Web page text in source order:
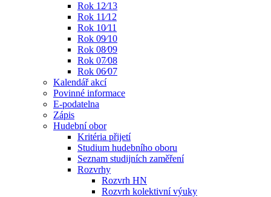
Rok 12⁄13
Rok 11⁄12
Rok 10⁄11
Rok 09⁄10
Rok 08⁄09
Rok 07⁄08
Rok 06⁄07
Kalendář akcí
Povinné informace
E-podatelna
Zápis
Hudební obor
Kritéria přijetí
Studium hudebního oboru
Seznam studijních zaměření
Rozvrhy
Rozvrh HN
Rozvrh kolektivní výuky